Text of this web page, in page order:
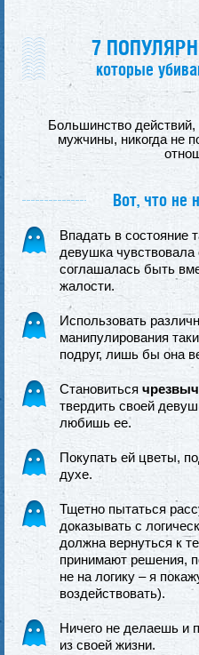
7
которые
Большинство
мужчины, никогда не
Вот, что не
Впадать в состояние
девушка чувствовала
соглашалась быть
жалости.
Использовать
манипулирования
подруг, лишь бы она
Становиться
твердить своей
любишь ее.
Покупать ей цветы,
духе.
Тщетно пытаться
доказывать с
должна вернуться к
принимают решения,
не на логику – я
воздействовать).
Ничего не делаешь и
из своей жизни.